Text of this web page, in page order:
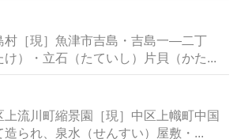
村［現］魚津市吉島・吉島一―二丁
け）・立石（たていし）片貝（かた...
上流川町縮景園［現］中区上幟町中国
られ、泉水（せんすい）屋敷・...